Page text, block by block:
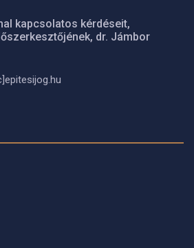
kapcsolatos kérdéseit,
dr. Jámbor